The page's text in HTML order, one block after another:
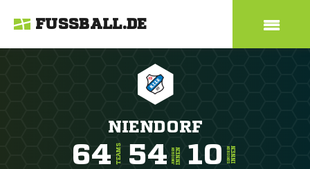
FUSSBALL.DE
NIENDORF
64 TEAMS 54 JUNIORENINNEN 10 SENIORENINNEN